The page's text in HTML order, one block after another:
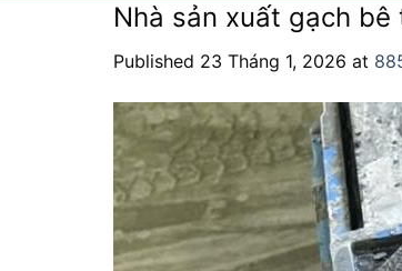
Nhà sản xuất gạch
Published 23 Tháng 1, 2026 at